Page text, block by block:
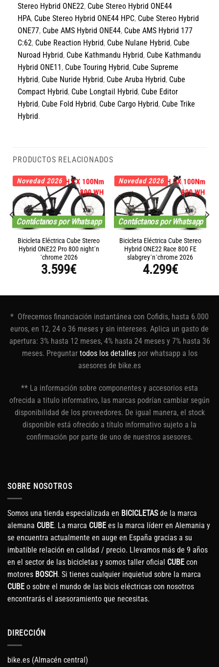
Stereo Hybrid ONE22, Cube Stereo Hybrid ONE44
HPA, Cube Stereo Hybrid ONE44 HPC, Cube Stereo Hybrid
ONE77, Cube AMS Hybrid ONE44, Cube AMS Hybrid 177
C:62, Cube Reaction Hybrid, Cube Nulane Hybrid, Cube
Nuroad Hybrid, Cube Kathmandu Hybrid, Cube Kathmandu
Hybrid ONE11 , Cube Touring Hybrid, Cube Supreme
Hybrid, Cube Nuride Hybrid, Cube Aruba Hybrid, Cube
Compact Hybrid, Cube Longtail Hybrid, Cube Editor
Hybrid, Cube Fold Hybrid, Cube Cargo Hybrid, Cube Trike
Hybrid.
PRODUCTOS RELACIONADOS
Contáctanos por Whatsapp
Novedad 2026
Bicicleta Eléctrica Cube Stereo
Hybrid ONE22 Pro 800 night´n
´chrome 2026
3.599€
Contáctanos por Whatsapp
Novedad 2026
Bicicleta Eléctrica Cube Stereo
Hybrid ONE22 Race 800 FE
slabgrey´n´chrome 2026
4.299€
* Ofrecemos financiación instantánea con Cofidis, hasta 6.000
euros, en 12, 24 o 36 meses y sin intereses. Aplica un gasto de
apertura: 3% hasta 12 meses, 4% hasta 24 meses y 7% hasta 36
meses. Preguntar todos los detallespor whatsapp a los
asesores de bike.es
** La información sobre componentes y accesorios esta
ofrecida a titulo informativo, las marcas podrían cambiar según
disponibilidad de los proveedores. De igual manera, el stock
disponible está ofrecido a título informativo sujeto a la
confirmación por parte de uno de nuestros asesores.
SOBRE NOSOTROS
Somos una tienda especializada en BICICLETASde la marca
alemana CUBE. La marca CUBE es la marca líderr en Alemania y
se encuentra actualmente en auge en España gracias a su
imbatible relación en calidad / precio. Llevamos más de 9 años
en el sector de las bicicletas y somos taller oficial CUBE con
motores BOSCH. Si tienes cualquier inquietud sobre la marca
CUBE o sobre el mundo de las bicis eléctricas con nosotros
encontrarás el asesoramiento que necesitas.
DIRECCIÓN
bike.es (Almacén central)